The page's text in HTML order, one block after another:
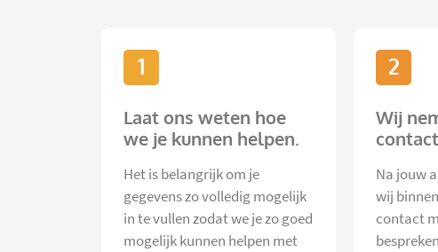
1
Laat ons weten hoe
we je kunnen helpen.
Het is belangrijk om je
gegevens zo volledig mogelijk
in te vullen zodat we je zo goed
mogelijk kunnen helpen met
2
Wij
Na jouw
wij
contact